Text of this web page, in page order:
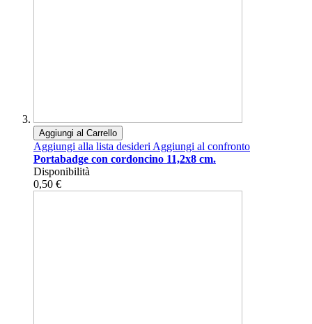
Aggiungi al Carrello
Aggiungi alla lista desideriAggiungi al confronto
Portabadge con cordoncino 11,2x8 cm.
Disponibilità
0,50 €